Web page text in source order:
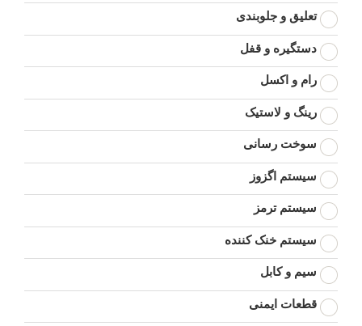
تعلیق و جلوبندی
دستگیره و قفل
رام و اکسل
رینگ و لاستیک
سوخت رسانی
سیستم اگزوز
سیستم ترمز
سیستم خنک کننده
سیم و کابل
قطعات ایمنی